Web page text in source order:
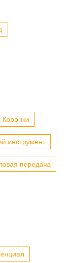
Коронки
инструмент
передача